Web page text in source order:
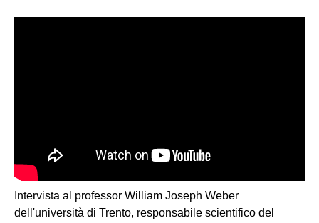
Intervista al professor William Joseph Weber
dell'università di Trento, responsabile scientifico del